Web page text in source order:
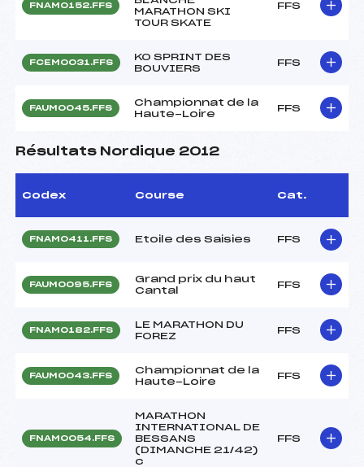
FNAM0152.FFS
MARATHON SKI
TOUR SKATE
FFS
FCEM0031.FFS
KO SPRINT DES
BOUVIERS
FFS
FAUM0045.FFS
Championnat de la
Haute-Loire
FFS
Résultats Nordique 2012
Codex Course Cat.
FNAM0411.FFS Etoile des Saisies FFS
FAUM0095.FFS
Grand prix du haut
Cantal
FFS
FNAM0182.FFS
LE MARATHON DU
FOREZ
FFS
FAUM0043.FFS
Championnat de la
Haute-Loire
FFS
FNAM0054.FFS
MARATHON
INTERNATIONAL DE
BESSANS
(DIMANCHE 21/42)
c
FFS